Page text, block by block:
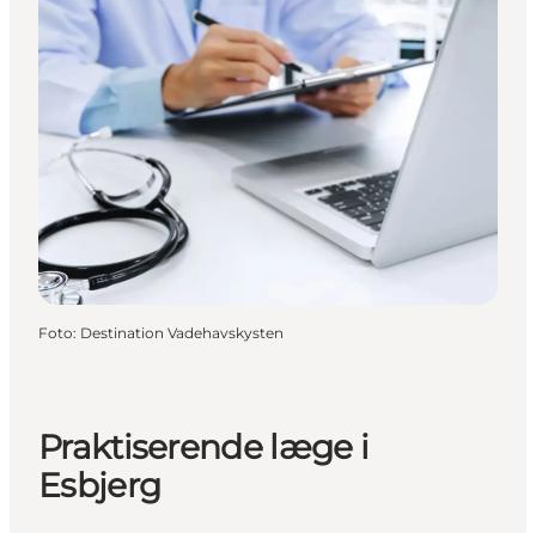
Foto: Destination Vadehavskysten
Praktiserende læge i
Esbjerg